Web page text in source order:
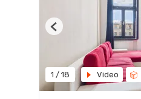
1 / 18 Video
Previous